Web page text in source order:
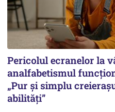
Pericolul ecranelor la
analfabetismul
„Pur și simplu
abilități”